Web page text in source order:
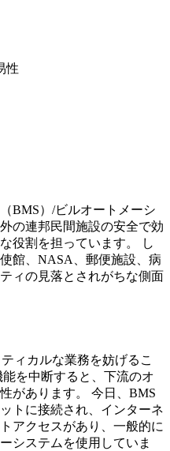
性
BMS）/ビルオートメーシ
の連邦民間施設の安全で効
役割を担っています。 し
館、NASA、郵便施設、病
ィの見落とされがちな側面
ィカルな業務を妨げるこ
を中断すると、下流のオ
があります。 今日、BMS
トに接続され、インターネ
アクセスがあり、一般的に
システムを使用していま